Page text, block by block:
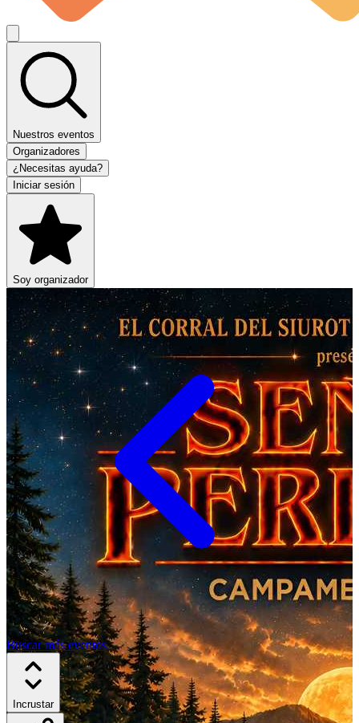
Nuestros eventos
Organizadores
¿Necesitas ayuda?
Iniciar sesión
Soy organizador
Buscar más eventos
Incrustar